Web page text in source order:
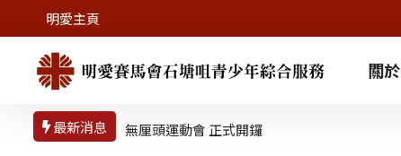
明愛主頁
關於
最新消息無厘頭運動會 正式開鑼2026暑期活動會員優先